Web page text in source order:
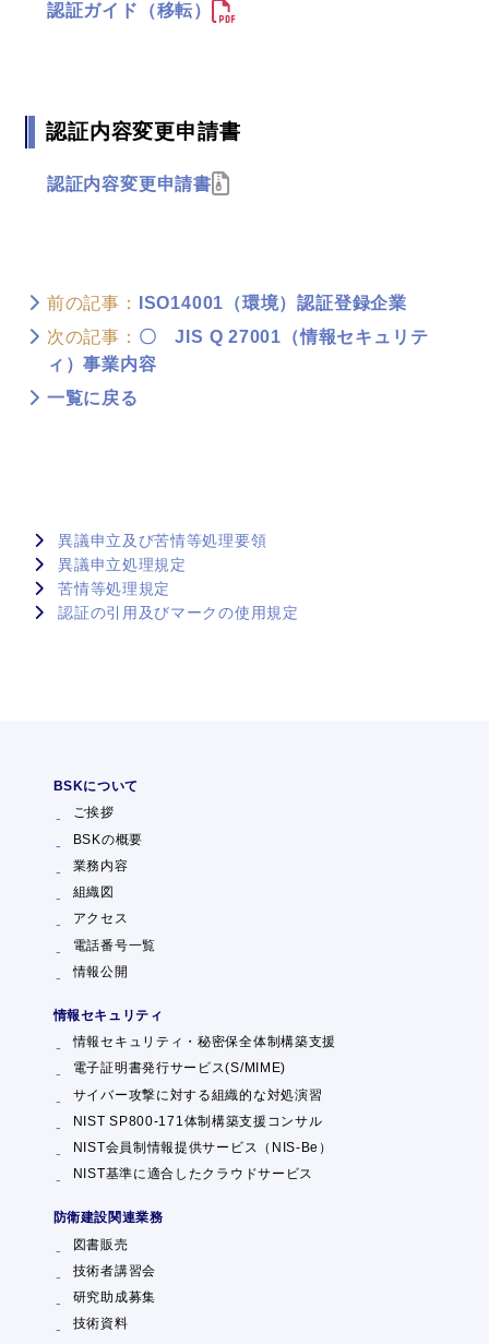
認証ガイド（移転）
認証内容変更申請書
認証内容変更申請書
前の記事：
ISO14001（環境）認証登録企業
次の記事： 〇 JIS Q 27001（情報セキュリテ
ィ）事業内容
一覧に戻る
異議申立及び苦情等処理要領
異議申立処理規定
苦情等処理規定
認証の引用及びマークの使用規定
BSKについて
ご挨拶
BSKの概要
業務内容
組織図
アクセス
電話番号一覧
情報公開
情報セキュリティ
情報セキュリティ・秘密保全体制構築支援
電子証明書発行サービス(S/MIME)
サイバー攻撃に対する組織的な対処演習
NIST SP800-171体制構築支援コンサル
NIST会員制情報提供サービス（NIS-Be）
NIST基準に適合したクラウドサービス
防衛建設関連業務
図書販売
技術者講習会
研究助成募集
技術資料